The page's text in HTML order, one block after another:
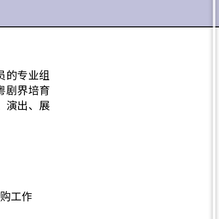
的专业组
剧界培育
演出、展
工作